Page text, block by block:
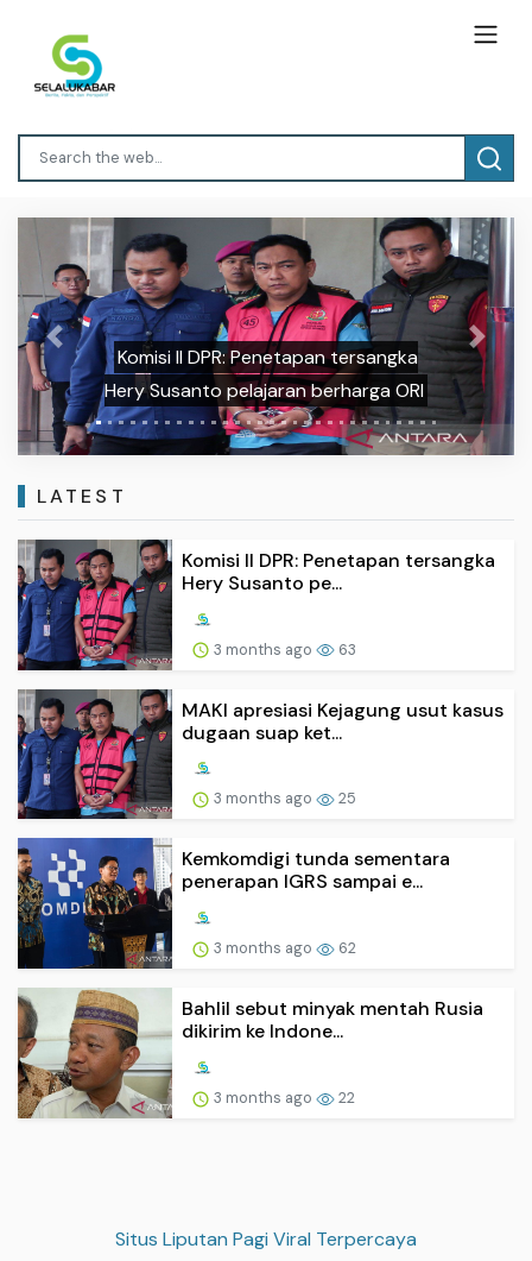
Komisi II DPR: Penetapan tersangka
Hery Susanto pelajaran berharga ORI
Previous Next
LATEST
Komisi II DPR: Penetapan tersangka
Hery Susanto pe...
3 months ago 63
MAKI apresiasi Kejagung usut kasus
dugaan suap ket...
3 months ago 25
Kemkomdigi tunda sementara
penerapan IGRS sampai e...
3 months ago 62
Bahlil sebut minyak mentah Rusia
dikirim ke Indone...
3 months ago 22
Situs Liputan Pagi Viral Terpercaya